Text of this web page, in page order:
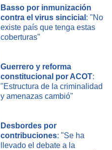
Basso por inmunización
contra el virus sincicial : "No
existe país que tenga estas
coberturas"
Guerrero y reforma
constitucional por ACOT:
"Estructura de la criminalidad
y amenazas cambió"
Desbordes por
contribuciones: "Se ha
llevado el debate a la